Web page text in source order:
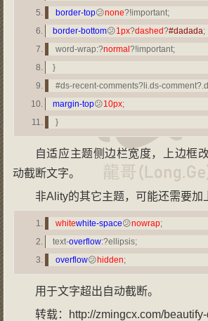
border-top😕none?!important;
border-bottom😕1px?dashed?#dadada;
word-wrap:?normal ?!important;
}
#ds-recent-comments?li.ds-
margin-top😕10px;
}
自适应主题侧边栏宽度，上边框
动截断文字。
非Ality的其它主题，可能还需要加
whitewhite-space😕nowrap;
text-overflow:?ellipsis;
overflow😕 hidden;
用于文字超出自动截断。
转载：http://zmingcx.com/